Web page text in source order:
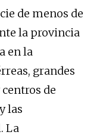
de menos de
la provincia
en la
grandes
de
las
La